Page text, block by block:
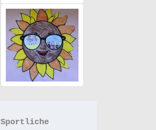
Sportliche